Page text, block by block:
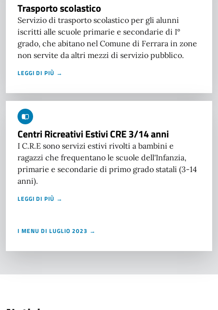
Trasporto scolastico
Servizio di trasporto scolastico per gli alunni
iscritti alle scuole primarie e secondarie di I°
grado, che abitano nel Comune di Ferrara in zone
non servite da altri mezzi di servizio pubblico.
LEGGI DI PIÙ →
Centri Ricreativi Estivi CRE 3/14 anni
I C.R.E sono servizi estivi rivolti a bambini e
ragazzi che frequentano le scuole dell'Infanzia,
primarie e secondarie di primo grado statali (3-14
anni).
LEGGI DI PIÙ →
I MENU DI LUGLIO 2023 →